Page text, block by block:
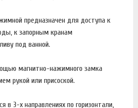
предназначен для доступа к
к запорным кранам
под ванной.
магнитно-нажимного замка
рукой или присоской.
в 3-х направлениях по горизонтали,